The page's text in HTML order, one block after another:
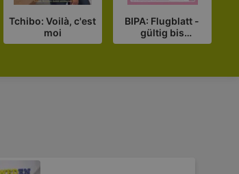
Tchibo: Voilà, c'est
moi
BIPA: Flugblatt -
gültig bis
19.08.2026